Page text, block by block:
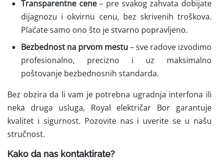
Transparentne cene– pre svakog zahvata dobijate
dijagnozu i okvirnu cenu, bez skrivenih troškova.
Plaćate samo ono što je stvarno popravljeno.
Bezbednost na prvom mestu – sve radove izvodimo
profesionalno, precizno i uz maksimalno
poštovanje bezbednosnih standarda.
Bez obzira da li vam je potrebna ugradnja interfona ili
neka druga usluga, Royal električar Bor garantuje
kvalitet i sigurnost. Pozovite nas i uverite se u našu
stručnost.
Kako da nas kontaktirate?